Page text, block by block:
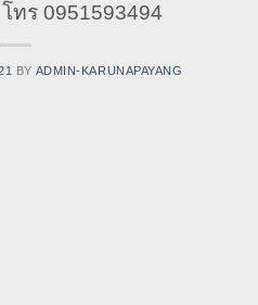
ทร 0951593494
BY ADMIN-KARUNAPAYANG